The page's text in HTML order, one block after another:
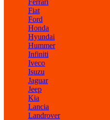
Ferrari
Fiat
Ford
Honda
Hyundai
Hummer
Infiniti
Iveco
Isuzu
Jaguar
Jeep
Kia
Lancia
Landrover